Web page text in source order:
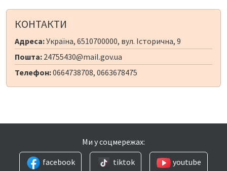
КОНТАКТИ
Адреса:Україна, 6510700000, вул. Історична, 9
Пошта: 24755430@mail.gov.ua
Телефон:0664738708, 0663678475
Ми у соцмережах:
facebook
tiktok youtube